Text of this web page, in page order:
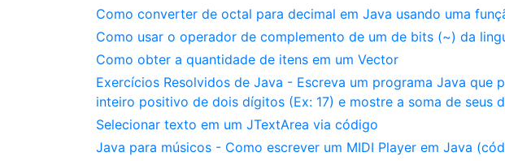
Como converter de octal para decimal em Java usando uma
Como usar o operador de complemento de um de bits (~) da
Como obter a quantidade de itens em um Vector
Exercícios Resolvidos de Java - Escreva um programa Java que
inteiro positivo de dois dígitos (Ex: 17) e mostre a soma de seus
Selecionar texto em um JTextArea via código
Java para músicos - Como escrever um MIDI Player em Java